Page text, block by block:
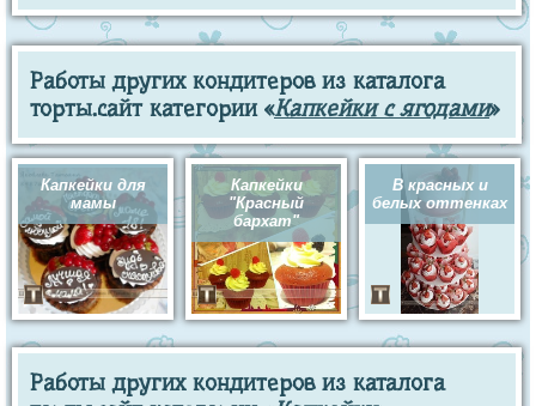
Работы других кондитеров из каталога
торты.сайт категории «Капкейки с ягодами»
Капкейки для
мамы
Капкейки
"Красный
бархат"
В красных и
белых оттенках
Работы других кондитеров из каталога